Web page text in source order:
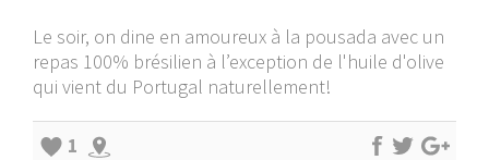
Le soir, on dine en amoureux à la pousada avec un
repas 100% brésilien à l’exception de l'huile d'olive
qui vient du Portugal naturellement!
1